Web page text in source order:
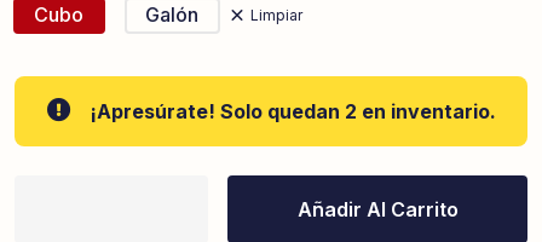
Cubo Galón Limpiar
¡Apresúrate! Solo quedan 2 en inventario.
Añadir Al Carrito